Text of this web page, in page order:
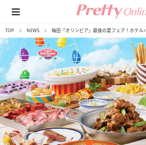
TOP NEWS 梅田「オリンピア」最後の夏フェア！ホテル